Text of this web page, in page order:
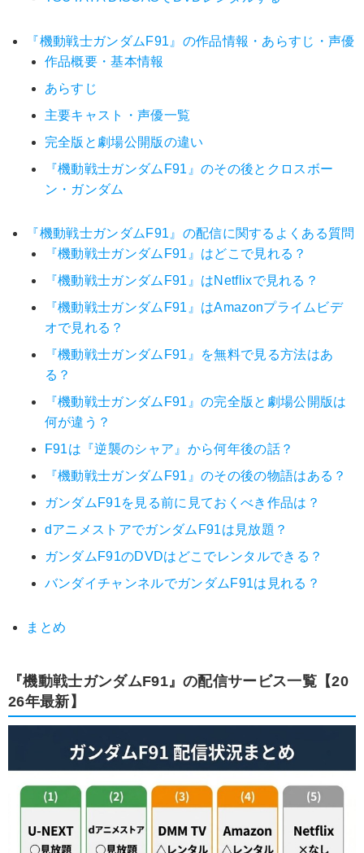
『機動戦士ガンダムF91』の作品情報・あらすじ・声優
作品概要・基本情報
あらすじ
主要キャスト・声優一覧
完全版と劇場公開版の違い
『機動戦士ガンダムF91』のその後とクロスボー
ン・ガンダム
『機動戦士ガンダムF91』の配信に関するよくある質問
『機動戦士ガンダムF91』はどこで見れる？
『機動戦士ガンダムF91』はNetflixで見れる？
『機動戦士ガンダムF91』はAmazonプライムビデ
オで見れる？
『機動戦士ガンダムF91』を無料で見る方法はあ
る？
『機動戦士ガンダムF91』の完全版と劇場公開版は
何が違う？
F91は『逆襲のシャア』から何年後の話？
『機動戦士ガンダムF91』のその後の物語はある？
ガンダムF91を見る前に見ておくべき作品は？
dアニメストアでガンダムF91は見放題？
ガンダムF91のDVDはどこでレンタルできる？
バンダイチャンネルでガンダムF91は見れる？
まとめ
『機動戦士ガンダムF91』の配信サービス一覧【20
26年最新】